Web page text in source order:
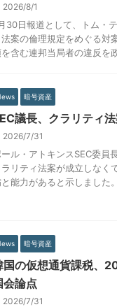
2026/8/1
30日報道として、トム・
案の倫理規定をめぐる対
含む連邦当局者の違反を
暗号資産
議長、クラリティ
2026/7/31
ル・アトキンスSEC委員
リティ法案が成立しなく
能力があると示しました
暗号資産
国の仮想通貨課税、
会論点
2026/7/31